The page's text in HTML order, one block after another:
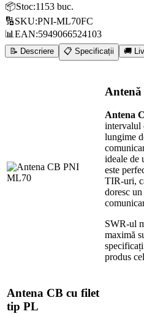
📦Stoc:1153 buc.
🔢SKU:PNI-ML70FC
📊 EAN:5949066524103
📝 Descriere 📋 Specificații 🚚
Antena
intervalul
lungime
ideale de
este
TIR-uri,
doresc
SWR-ul
maximă
produs
Antena CB cu filet
tip PL